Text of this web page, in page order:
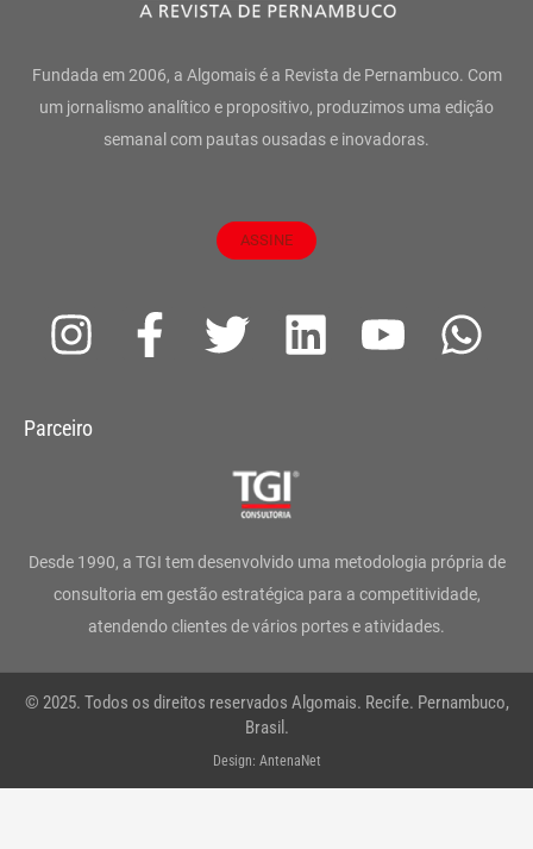
Fundada em 2006, a Algomais é a Revista de Pernambuco. Com
um jornalismo analítico e propositivo, produzimos uma edição
semanal com pautas ousadas e inovadoras.
ASSINE
I
s
g
r
a
m
F
a
o
o
k
-
T
t
e
r
L
d
i
n
Y
b
e
W
a
p
Parceiro
Desde 1990, a TGI tem desenvolvido uma metodologia própria de
consultoria em gestão estratégica para a competitividade,
atendendo clientes de vários portes e atividades.
© 2025. Todos os direitos reservados Algomais. Recife. Pernambuco,
Brasil.
Design: AntenaNet